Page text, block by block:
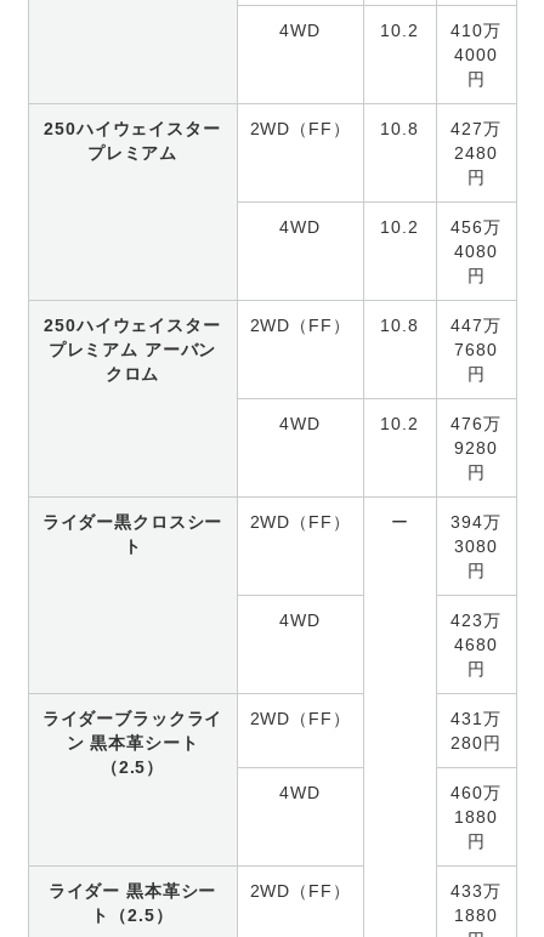
4WD 10.2
410万
4000
円
250ハイウェイスター
プレミアム
2WD（FF） 10.8
427万
2480
円
4WD 10.2
456万
4080
円
250ハイウェイスター
プレミアム アーバン
クロム
2WD（FF） 10.8
447万
7680
円
4WD 10.2
476万
9280
円
ライダー黒クロスシー
ト
2WD（FF） ー
394万
3080
円
4WD
423万
4680
円
ライダーブラックライ
ン 黒本革シート
（2.5）
2WD（FF）
431万
280円
4WD
460万
1880
円
ライダー 黒本革シー
ト（2.5）
2WD（FF）
433万
1880